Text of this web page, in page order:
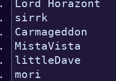
Lord
sirrk .....
MistaVista
littleDave
mori :.